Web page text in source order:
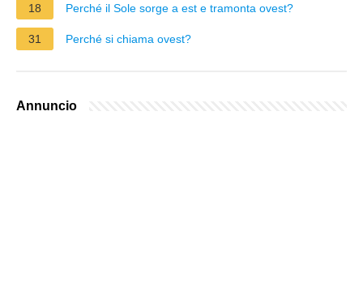
18 Perché il Sole sorge a est e tramonta ovest?
31 Perché si chiama ovest?
Annuncio